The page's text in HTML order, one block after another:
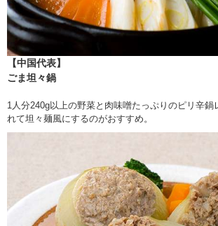
【中国代表】
ごま坦々鍋
1人分240g以上の野菜と肉味噌たっぷりのピリ辛鍋
れて坦々麺風にするのがおすすめ。